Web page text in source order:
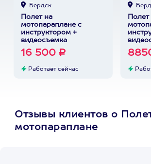
Бердск
Полет на
мотопараплане с
инструктором +
видеосъемка
16 500 ₽
Работает сейчас
Полет
Отзывы клиентов о
мотопараплане